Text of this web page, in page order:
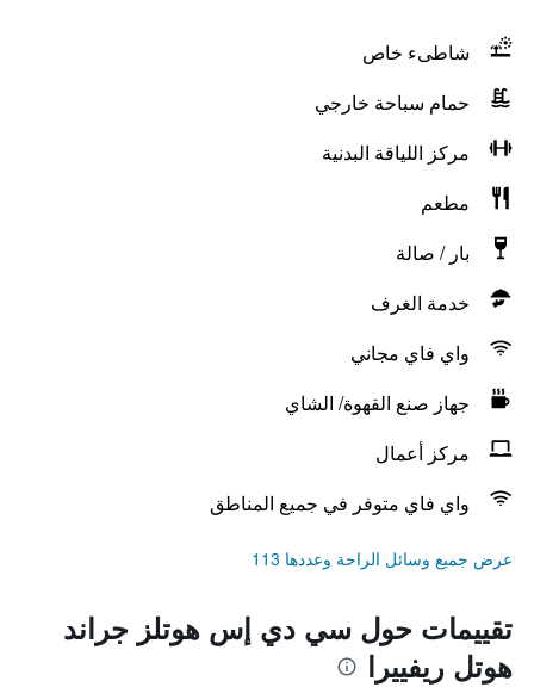
شاطىء خاص
حمام سباحة خارجي
مركز اللياقة البدنية
مطعم
بار / صالة
خدمة الغرف
واي فاي مجاني
جهاز صنع القهوة/ الشاي
مركز أعمال
واي فاي متوفر في جميع المناطق
عرض جميع وسائل الراحة وعددها 113
تقييمات حول سي دي إس هوتلز جراند
هوتل ريفييرا